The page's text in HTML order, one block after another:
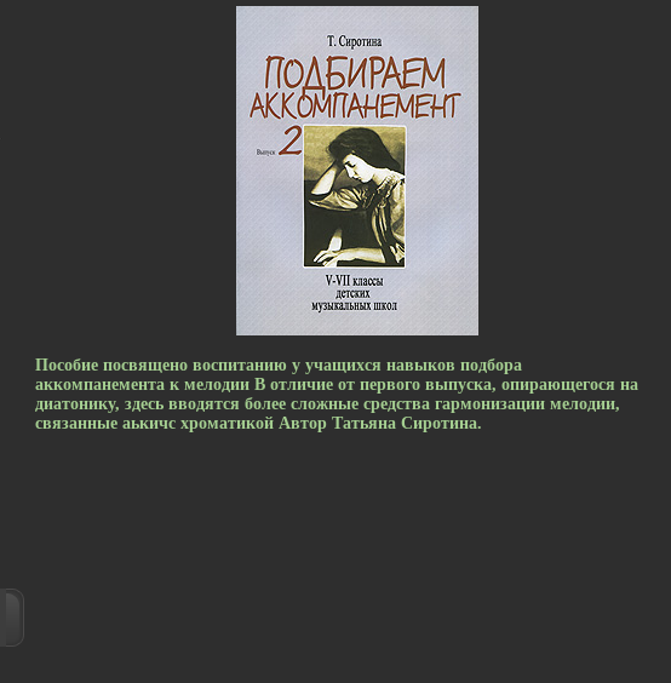
Пособие посвящено воспитанию у учащихся навыков подбора
аккомпанемента к мелодии В отличие от первого выпуска, опирающегося на
диатонику, здесь вводятся более сложные средства гармонизации мелодии,
связанные аькичс хроматикой Автор Татьяна Сиротина.